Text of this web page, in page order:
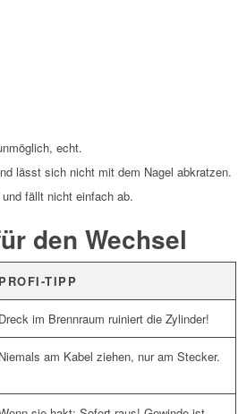
echt.
lässt sich nicht mit dem Nagel abkratzen.
fällt nicht einfach ab.
den Wechsel
PROFI-TIPP
Dreck im Brennraum ruiniert die Zylinder!
Niemals am Kabel ziehen, nur am Stecker.